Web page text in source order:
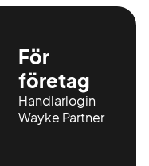
För
företag
Handlarlogin
Wayke Partner